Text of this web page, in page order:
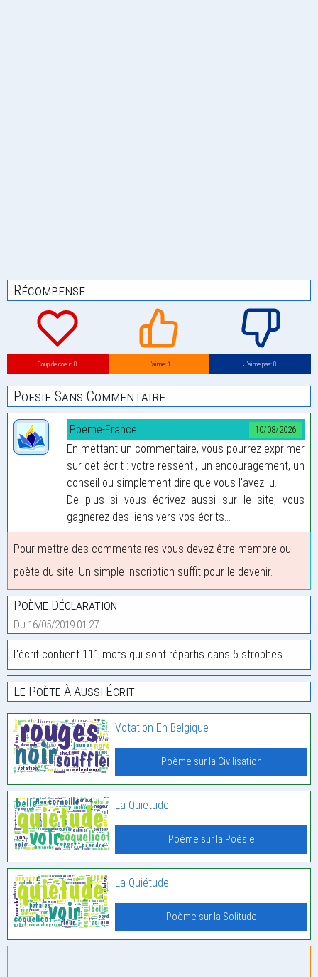
Récompense
Coup de coeur: 0 J’aime: 1 J’aime pas: 0
Poesie Sans Commentaire
10/08/2026
Poeme-France
En mettant un commentaire, vous pourrez exprimer
sur cet écrit : votre ressenti, un encouragement, un
conseil ou simplement dire que vous l'avez lu.
De plus si vous écrivez aussi sur le site, vous
gagnerez des liens vers vos écrits...
Pour mettre des commentaires vous devez être membre ou
poète du site. Un simple inscription suffit pour le devenir.
Poème Déclaration
Du 16/05/2019 01:27
L'écrit contient 111 mots qui sont répartis dans 5 strophes.
Le Poète À Aussi Écrit:
Votation En Belgique
Poème sur la Civilisation
La Quiétude
Poème sur la Poésie
La Quiétude
Poème sur la Solitude